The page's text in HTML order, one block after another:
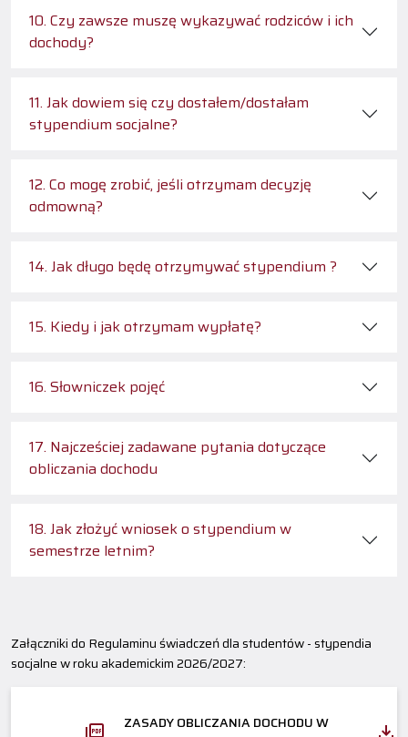
10. Czy zawsze muszę wykazywać rodziców i ich
dochody?
11. Jak dowiem się czy dostałem/dostałam
stypendium socjalne?
12. Co mogę zrobić, jeśli otrzymam decyzję
odmowną?
14. Jak długo będę otrzymywać stypendium ?
15. Kiedy i jak otrzymam wypłatę?
16. Słowniczek pojęć
17. Najcześciej zadawane pytania dotyczące
obliczania dochodu
18. Jak złożyć wniosek o stypendium w
semestrze letnim?
Załączniki do Regulaminu świadczeń dla studentów - stypendia
socjalne w roku akademickim 2026/2027:
ZASADY OBLICZANIA DOCHODU W